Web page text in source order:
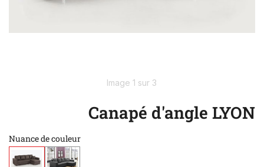
Image 1 sur 3
Canapé d'angle LYON
Nuance de couleur